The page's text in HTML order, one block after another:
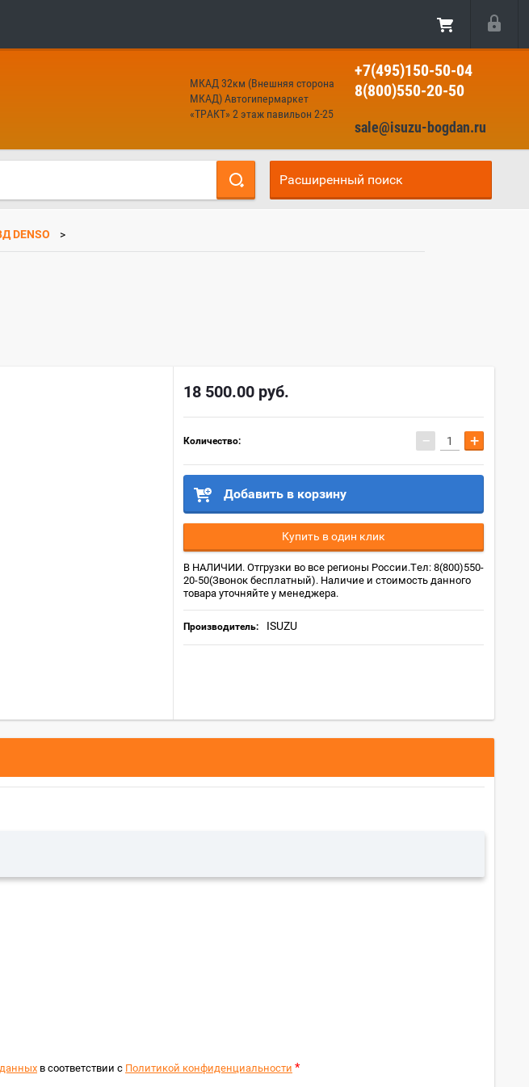
МКАД 32км (Внешняя сторона
МКАД) Автогипермаркет
«ТРАКТ» 2 этаж павильон 2-25
+7(495)150-50-04
8(800)550-20-50
sale@isuzu-bogdan.ru
Расширенный поиск
DENSO
18 500.00 руб.
Количество: − +
Добавить в корзину
Купить в один клик
В НАЛИЧИИ. Отгрузки во все регионы России.Тел: 8(800)550-
20-50(Звонок бесплатный). Наличие и стоимость данного
товара уточняйте у менеджера.
Производитель: ISUZU
в соответствии с Политикой конфиденциальности *